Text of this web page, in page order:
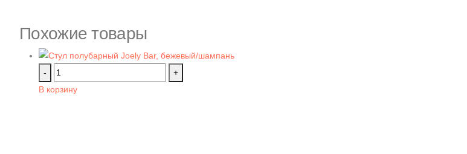
Похожие товары
-
+
В корзину